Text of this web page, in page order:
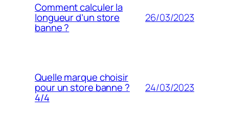
Comment calculer la
longueur d’un store
banne ?
26/03/2023
Quelle marque choisir
pour un store banne ?
4/4
24/03/2023